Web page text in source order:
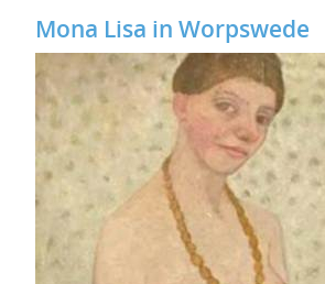
Mona Lisa in Worpswede